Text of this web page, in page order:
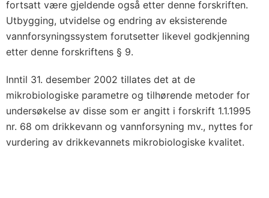
fortsatt være gjeldende også etter denne forskriften.
Utbygging, utvidelse og endring av eksisterende
vannforsyningssystem forutsetter likevel godkjenning
etter denne forskriftens § 9.
Inntil 31. desember 2002 tillates det at de
mikrobiologiske parametre og tilhørende metoder for
undersøkelse av disse som er angitt i forskrift 1.1.1995
nr. 68 om drikkevann og vannforsyning mv., nyttes for
vurdering av drikkevannets mikrobiologiske kvalitet.